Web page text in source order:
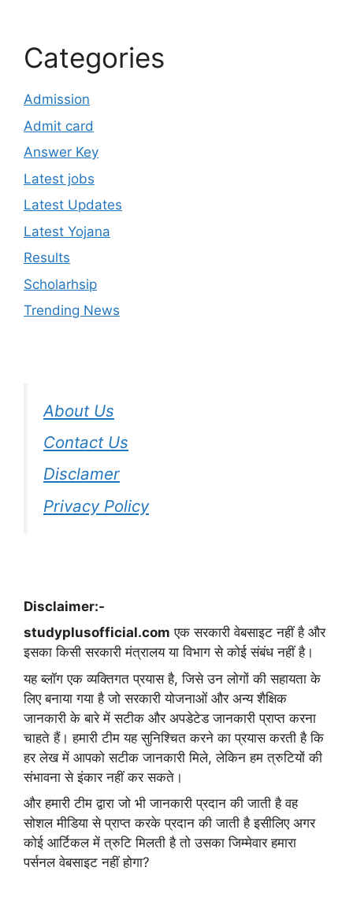
Categories
Admission
Admit card
Answer Key
Latest jobs
Latest Updates
Latest Yojana
Results
Scholarhsip
Trending News
About Us
Contact Us
Disclamer
Privacy Policy
Disclaimer:-
studyplusofficial.com एक सरकारी वेबसाइट नहीं है और
इसका किसी सरकारी मंत्रालय या विभाग से कोई संबंध नहीं है।
यह ब्लॉग एक व्यक्तिगत प्रयास है, जिसे उन लोगों की सहायता के
लिए बनाया गया है जो सरकारी योजनाओं और अन्य शैक्षिक
जानकारी के बारे में सटीक और अपडेटेड जानकारी प्राप्त करना
चाहते हैं। हमारी टीम यह सुनिश्चित करने का प्रयास करती है कि
हर लेख में आपको सटीक जानकारी मिले, लेकिन हम त्रुटियों की
संभावना से इंकार नहीं कर सकते।
और हमारी टीम द्वारा जो भी जानकारी प्रदान की जाती है वह
सोशल मीडिया से प्राप्त करके प्रदान की जाती है इसीलिए अगर
कोई आर्टिकल में त्रुटि मिलती है तो उसका जिम्मेवार हमारा
पर्सनल वेबसाइट नहीं होगा?